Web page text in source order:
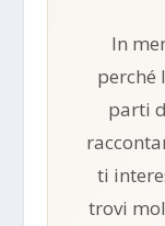
In
perché
parti
ti
trovi